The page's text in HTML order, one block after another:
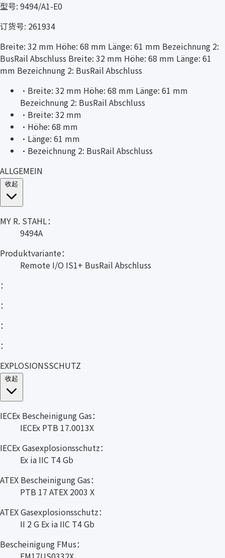
型号: 9494/A1-E0
订货号: 261934
Breite: 32 mm Höhe: 68 mm Länge: 61 mm Bezeichnung 2:
BusRail Abschluss Breite: 32 mm Höhe: 68 mm Länge: 61
mm Bezeichnung 2: BusRail Abschluss
· Breite: 32 mm Höhe: 68 mm Länge: 61 mm
Bezeichnung 2: BusRail Abschluss
· Breite: 32 mm
· Höhe: 68 mm
· Länge: 61 mm
· Bezeichnung 2: BusRail Abschluss
ALLGEMEIN
MY R. STAHL：
9494A
Produktvariante：
Remote I/O IS1+ BusRail Abschluss
：
：
：
：
EXPLOSIONSSCHUTZ
IECEx Bescheinigung Gas：
IECEx PTB 17.0013X
IECEx Gasexplosionsschutz：
Ex ia IIC T4 Gb
ATEX Bescheinigung Gas：
PTB 17 ATEX 2003 X
ATEX Gasexplosionsschutz：
II 2 G Ex ia IIC T4 Gb
Bescheinigung FMus：